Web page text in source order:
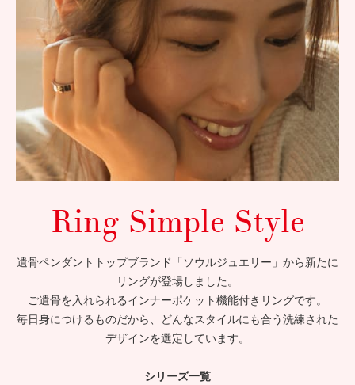
Ring Simple Style
遺骨ペンダントトップブランド「ソウルジュエリー」から新たに
リングが登場しました。
ご遺骨を入れられるインナーポケット機能付きリングです。
毎日身につけるものだから、どんなスタイルにも合う洗練された
デザインを選定しています。
シリーズ一覧